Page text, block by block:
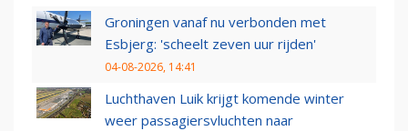
Groningen vanaf nu verbonden met
Esbjerg: 'scheelt zeven uur rijden'
04-08-2026, 14:41
Luchthaven Luik krijgt komende winter
weer passagiersvluchten naar